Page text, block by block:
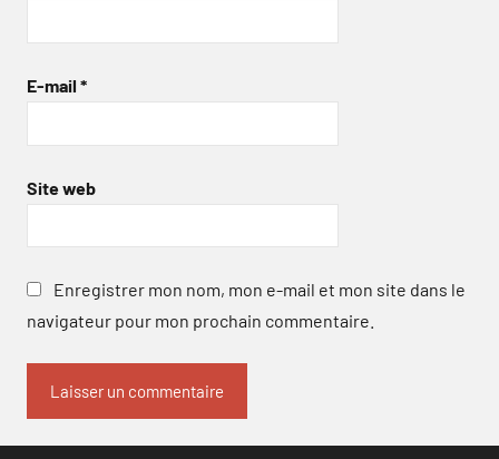
E-mail *
Site web
Enregistrer mon nom, mon e-mail et mon site dans le
navigateur pour mon prochain commentaire.